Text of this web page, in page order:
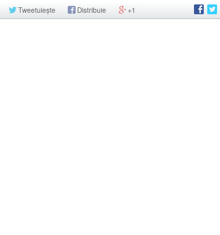
Tweetuiește Distribuie +1